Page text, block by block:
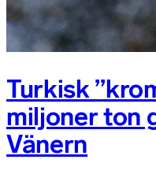
Turkisk
miljoner ton
Vänern